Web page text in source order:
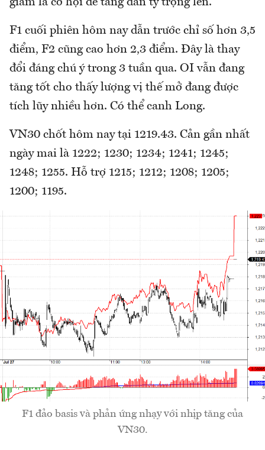
giảm là cơ hội để tăng dần tỷ trọng lên.
F1 cuối phiên hôm nay dẫn trước chỉ số hơn 3,5
điểm, F2 cũng cao hơn 2,3 điểm. Đây là thay
đổi đáng chú ý trong 3 tuần qua. OI vẫn đang
tăng tốt cho thấy lượng vị thế mở đang được
tích lũy nhiều hơn. Có thể canh Long.
VN30 chốt hôm nay tại 1219.43. Cản gần nhất
ngày mai là 1222; 1230; 1234; 1241; 1245;
1248; 1255. Hỗ trợ 1215; 1212; 1208; 1205;
1200; 1195.
F1 đảo basis và phản ứng nhạy với nhịp tăng của
VN30.